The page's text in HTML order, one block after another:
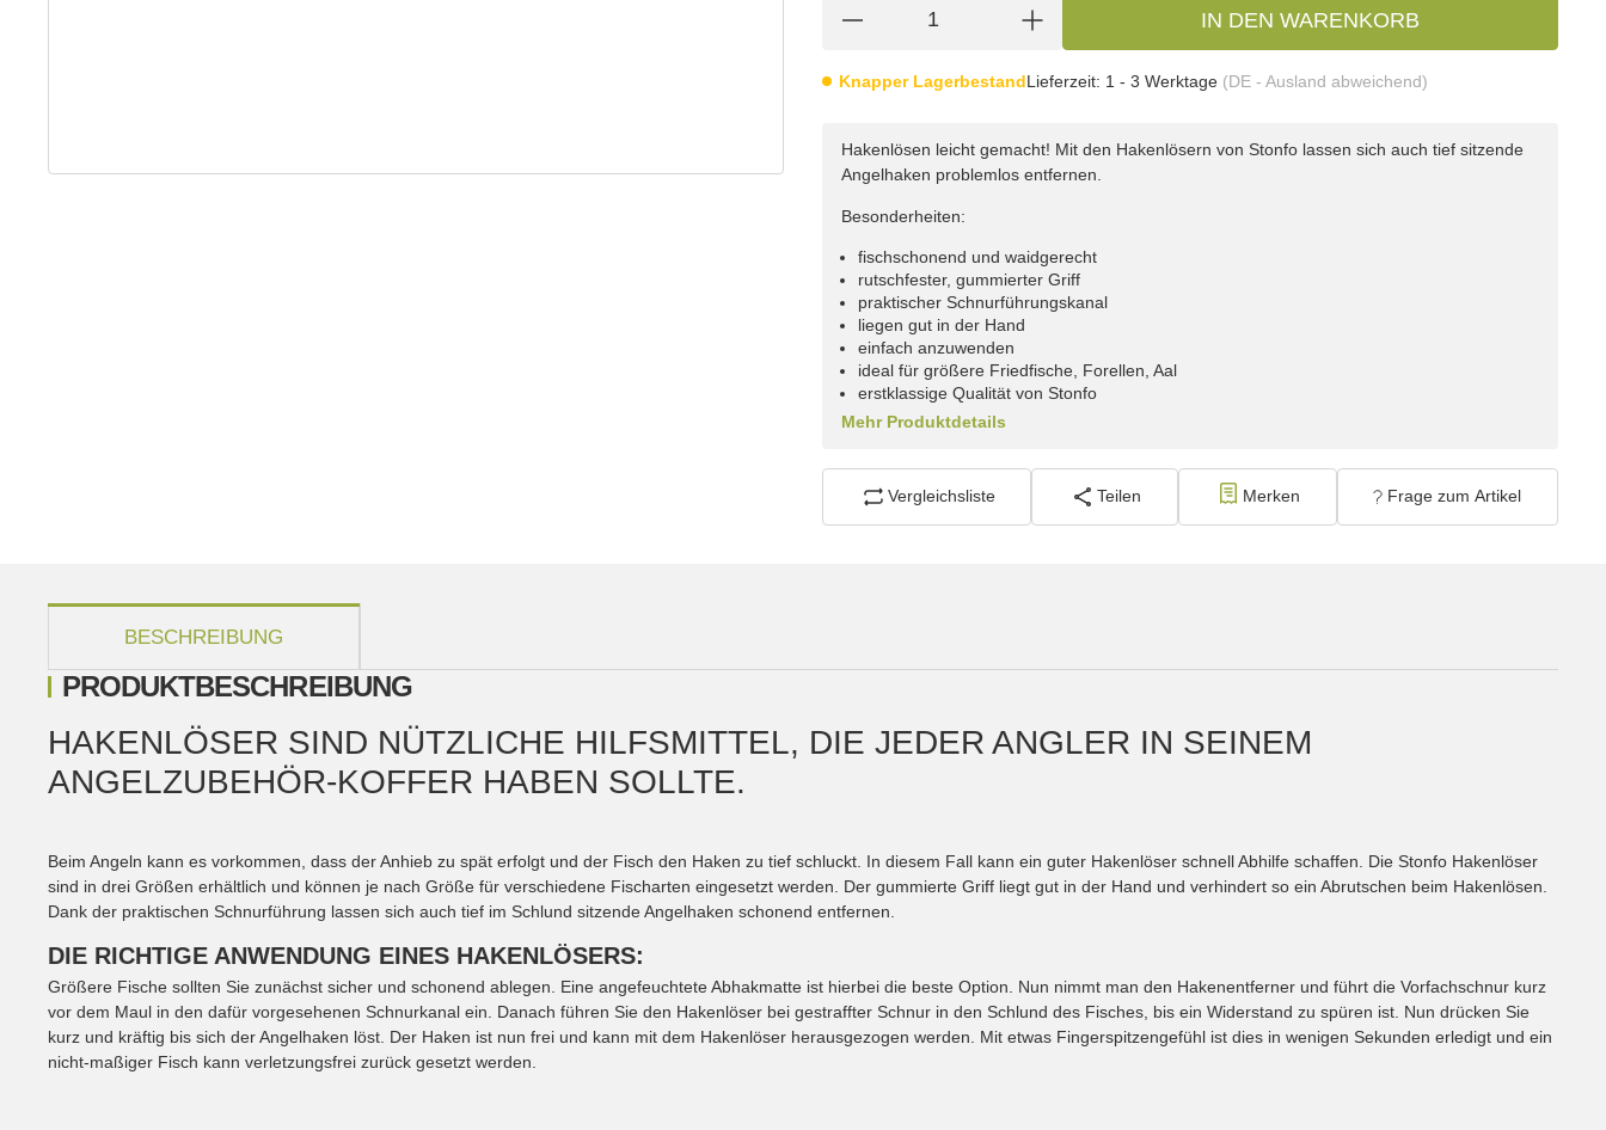
IN DEN WARENKORB
Knapper LagerbestandLieferzeit: 1 - 3 Werktage (DE - Ausland abweichend)
Hakenlösen leicht gemacht! Mit den Hakenlösern von Stonfo lassen sich auch tief sitzende
Angelhaken problemlos entfernen.
Besonderheiten:
fischschonend und waidgerecht
rutschfester, gummierter Griff
praktischer Schnurführungskanal
liegen gut in der Hand
einfach anzuwenden
ideal für größere Friedfische, Forellen, Aal
erstklassige Qualität von Stonfo
Mehr Produktdetails
Vergleichsliste Teilen Merken Frage zum Artikel
BESCHREIBUNG
PRODUKTBESCHREIBUNG
HAKENLÖSER SIND NÜTZLICHE HILFSMITTEL, DIE JEDER ANGLER IN SEINEM
ANGELZUBEHÖR-KOFFER HABEN SOLLTE.
Beim Angeln kann es vorkommen, dass der Anhieb zu spät erfolgt und der Fisch den Haken zu tief schluckt. In diesem Fall kann ein guter Hakenlöser schnell Abhilfe schaffen. Die Stonfo Hakenlöser
sind in drei Größen erhältlich und können je nach Größe für verschiedene Fischarten eingesetzt werden. Der gummierte Griff liegt gut in der Hand und verhindert so ein Abrutschen beim Hakenlösen.
Dank der praktischen Schnurführung lassen sich auch tief im Schlund sitzende Angelhaken schonend entfernen.
DIE RICHTIGE ANWENDUNG EINES HAKENLÖSERS:
Größere Fische sollten Sie zunächst sicher und schonend ablegen. Eine angefeuchtete Abhakmatte ist hierbei die beste Option. Nun nimmt man den Hakenentferner und führt die Vorfachschnur kurz
vor dem Maul in den dafür vorgesehenen Schnurkanal ein. Danach führen Sie den Hakenlöser bei gestraffter Schnur in den Schlund des Fisches, bis ein Widerstand zu spüren ist. Nun drücken Sie
kurz und kräftig bis sich der Angelhaken löst. Der Haken ist nun frei und kann mit dem Hakenlöser herausgezogen werden. Mit etwas Fingerspitzengefühl ist dies in wenigen Sekunden erledigt und ein
nicht-maßiger Fisch kann verletzungsfrei zurück gesetzt werden.